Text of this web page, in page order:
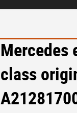
Mercedes
class